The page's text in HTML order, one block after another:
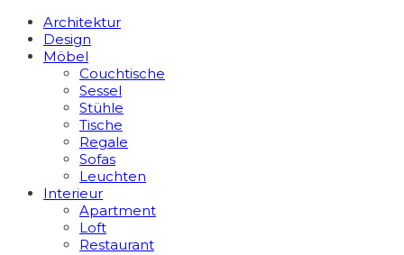
Architektur
Design
Möbel
Couchtische
Sessel
Stühle
Tische
Regale
Sofas
Leuchten
Interieur
Apart­ment
Loft
Restaurant